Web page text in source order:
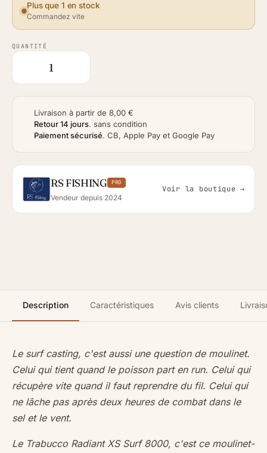
Plus que 1 en stock
Commandez vite
QUANTITÉ
Livraison à partir de 8,00 €
Retour 14 jours. sans condition
Paiement sécurisé. CB, Apple Pay et Google Pay
RS FISHING PRO
Vendeur depuis 2024
Voir la boutique →
Description Caractéristiques Avis clients
Le surf casting, c'est aussi une question de moulinet.
Celui qui tient quand le poisson part en run. Celui qui
récupère vite quand il faut reprendre du fil. Celui qui
ne lâche pas après deux heures de combat dans le
sel et le vent.
Le Trabucco Radiant XS Surf 8000, c'est ce moulinet-